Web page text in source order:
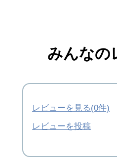
みんなの
レビューを見る(0件)
レビューを投稿